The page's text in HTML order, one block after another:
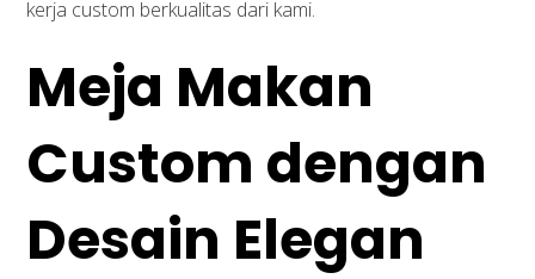
kerja custom berkualitas dari kami.
Meja Makan
Custom dengan
Desain Elegan